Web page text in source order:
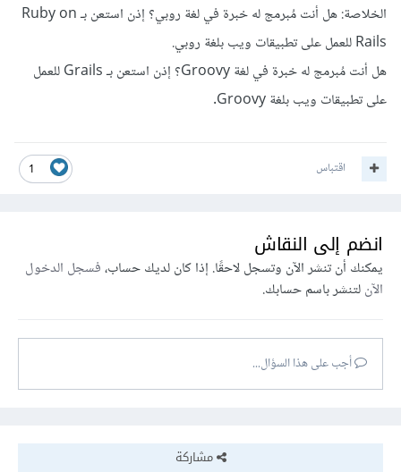
الخلاصة: هل أنت مُبرمج له خبرة في لغة روبي؟ إذن استعن بـ Ruby on
Rails للعمل على تطبيقات ويب بلغة روبي.
هل أنت مُبرمج له خبرة في لغة Groovy؟ إذن استعن بـ Grails للعمل
على تطبيقات ويب بلغة Groovy.
1 اقتباس
انضم إلى النقاش
يمكنك أن تنشر الآن وتسجل لاحقًا. إذا كان لديك حساب،فسجل الدخول
الآنلتنشر باسم حسابك.
أجب على هذا السؤال...
مشاركة